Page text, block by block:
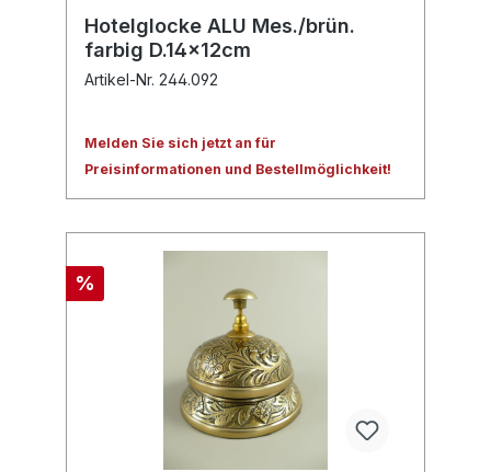
Hotelglocke ALU Mes./brün.
farbig D.14x12cm
Artikel-Nr. 244.092
Melden Sie sich jetzt an für
Preisinformationen und Bestellmöglichkeit!
%